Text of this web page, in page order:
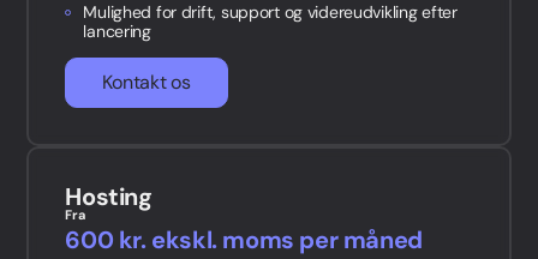
Mulighed for drift, support og videreudvikling efter
lancering
Kontakt os
Hosting
Fra
600 kr. ekskl. moms per måned